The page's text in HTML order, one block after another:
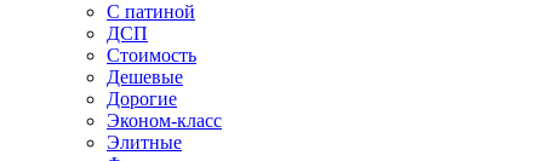
С патиной
ДСП
Стоимость
Дешевые
Дорогие
Эконом-класс
Элитные